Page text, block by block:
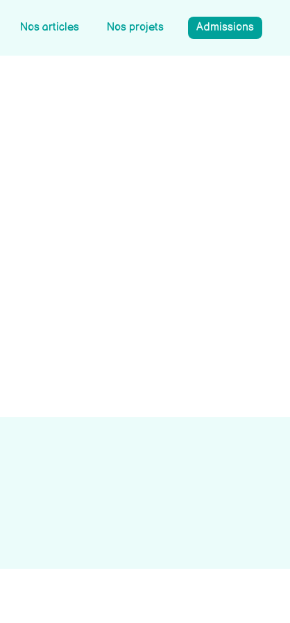
Nos articles Nos projets Admissions